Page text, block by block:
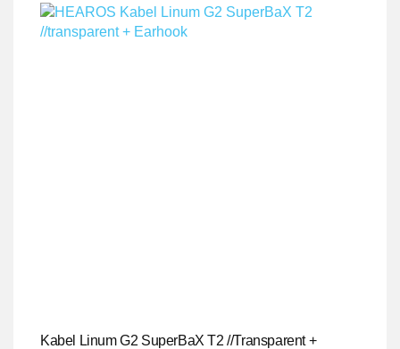
Kabel Linum G2 SuperBaX T2 //Transparent +